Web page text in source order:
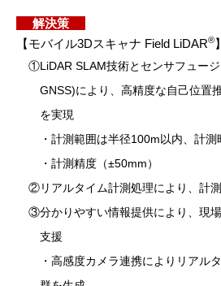
解決策
【モバイル3Dスキャナ Field LiDAR®】
①LiDAR SLAM技術とセンサフュー
GNSS)により、⾼精度な⾃⼰位置
を実現
・計測範囲は半径100m以内、計
・計測精度（±50mm）
②リアルタイム計測処理により、計
③分かりやすい情報提供により、現
⽀援
・⾼感度カメラ連携によりリアル